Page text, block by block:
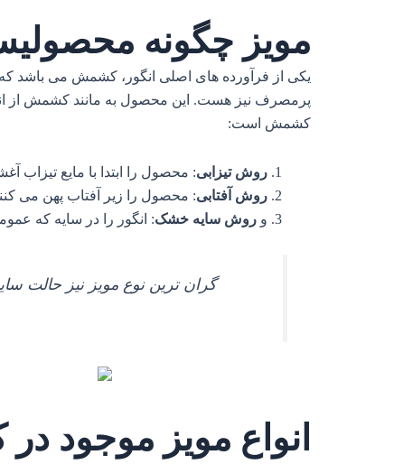
مویز چگونه
یکی از فرآورده های اصلی انگور، کشمش می باشد که
پرمصرف نیز هست. این محصول به مانند کشمش از
کشمش است:
روش تیزابی: محصول را ابتدا با مایع تیزاب
روش آفتابی: محصول را زیر آفتاب پهن می
و روش سایه خشک: انگور را در سایه که
گران ترین نوع مویز نیز حالت
انواع مویز موجود